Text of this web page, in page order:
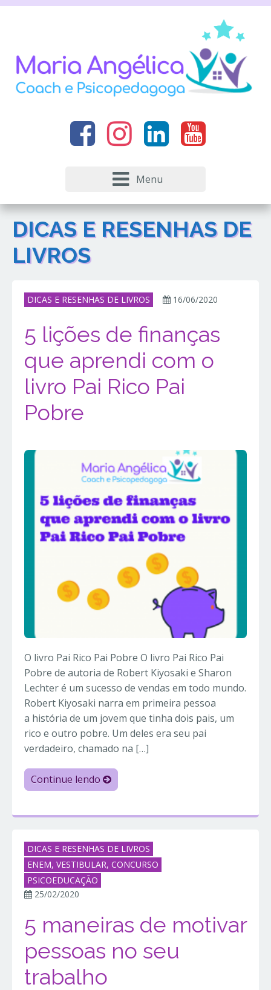
Menu
DICAS E RESENHAS DE
LIVROS
DICAS E RESENHAS DE LIVROS 16/06/2020
5 lições de finanças
que aprendi com o
livro Pai Rico Pai
Pobre
O livro Pai Rico Pai Pobre O livro Pai Rico Pai
Pobre de autoria de Robert Kiyosaki e Sharon
Lechter é um sucesso de vendas em todo mundo.
Robert Kiyosaki narra em primeira pessoa
a história de um jovem que tinha dois pais, um
rico e outro pobre. Um deles era seu pai
verdadeiro, chamado na […]
Continue lendo
DICAS E RESENHAS DE LIVROS
ENEM, VESTIBULAR, CONCURSO
PSICOEDUCAÇÃO
25/02/2020
5 maneiras de motivar
pessoas no seu
trabalho